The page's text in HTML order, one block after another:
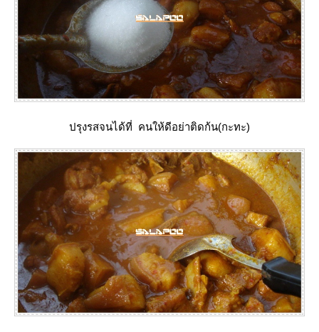
ปรุงรสจนได้ที่ คนให้ดีอย่าติดก้น(กะทะ)